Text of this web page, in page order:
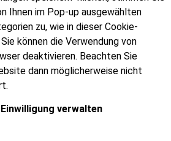
Ihnen im Pop-up ausgewählten
zu, wie in dieser Cookie-
können die Verwendung von
deaktivieren. Beachten Sie
dann möglicherweise nicht
verwalten